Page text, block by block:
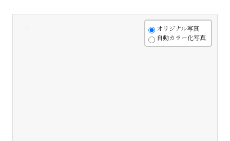
オリジナル写真
自動カラー化写真